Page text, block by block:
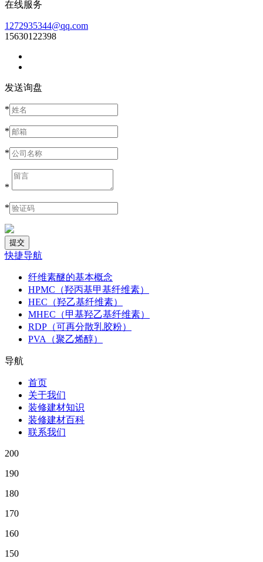
在线服务
1272935344@qq.com
15630122398
发送询盘
*
*
*
*
*
快捷导航
纤维素醚的基本概念
HPMC（羟丙基甲基纤维素）
HEC（羟乙基纤维素）
MHEC（甲基羟乙基纤维素）
RDP（可再分散乳胶粉）
PVA（聚乙烯醇）
导航
首页
关于我们
装修建材知识
装修建材百科
联系我们
200
190
180
170
160
150